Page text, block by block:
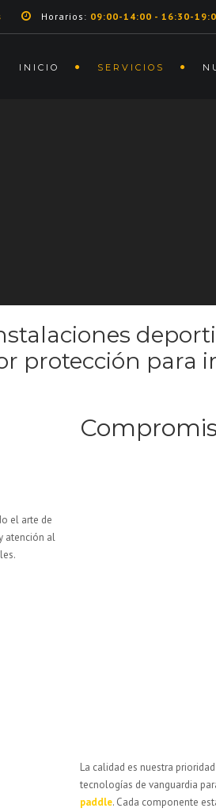
Horarios: 09:00-14:00 - 16:30-
INICIO SERVICIOS
protección para
el arte de
atención al
La calidad es nuestra
tecnologías de vanguardia
paddle. Cada componente